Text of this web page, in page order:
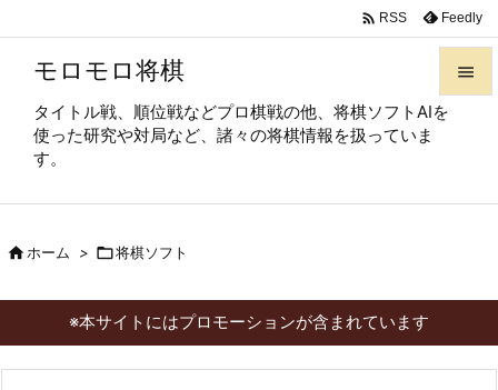
モロモロ将棋
タイトル戦、順位戦などプロ棋戦の他、将棋ソフトAIを
使った研究や対局など、諸々の将棋情報を扱っていま
す。

サイド

検索
 RSS Feedly
ホーム > 将棋ソフト
※本サイトにはプロモーションが含まれています